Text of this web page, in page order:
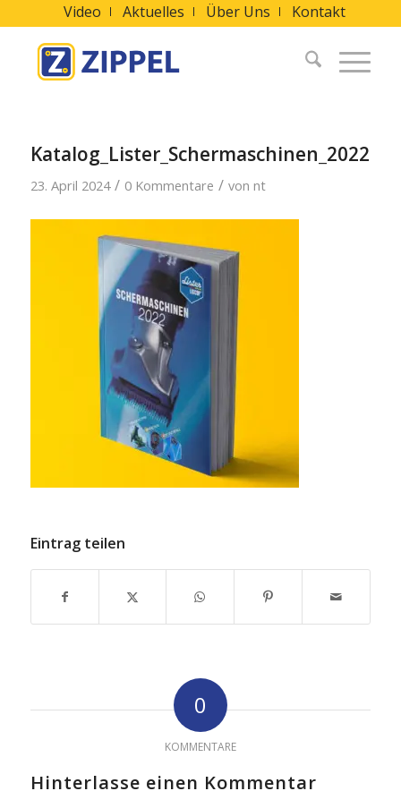
Video Aktuelles Über Uns Kontakt
Katalog_Lister_Schermaschinen_2022
23. April 2024 / 0 Kommentare / von nt
Eintrag teilen
0
KOMMENTARE
Hinterlasse einen Kommentar